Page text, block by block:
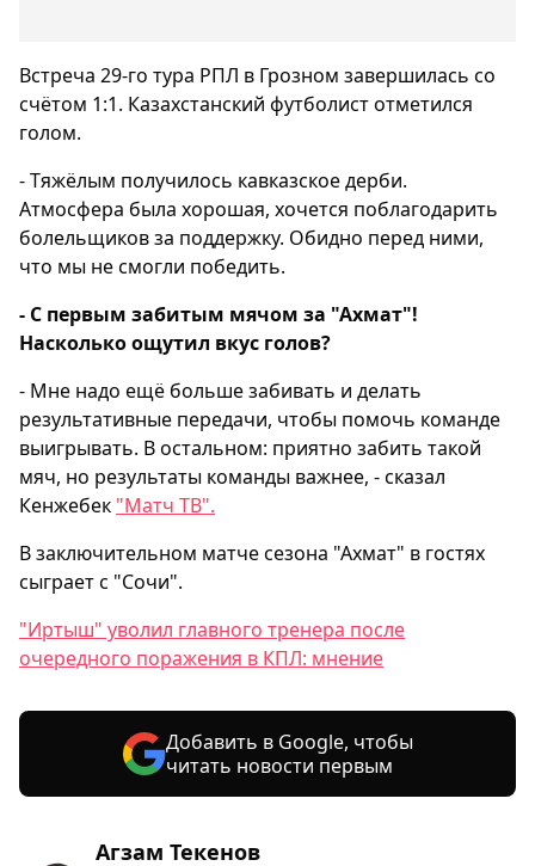
Агзам Текенов
Встреча 29‑го тура РПЛ в Грозном завершилась со
счётом 1:1. Казахстанский футболист отметился
голом.
- Тяжёлым получилось кавказское дерби.
Атмосфера была хорошая, хочется поблагодарить
болельщиков за поддержку. Обидно перед ними,
что мы не смогли победить.
- С первым забитым мячом за "Ахмат"!
Насколько ощутил вкус голов?
- Мне надо ещё больше забивать и делать
результативные передачи, чтобы помочь команде
выигрывать. В остальном: приятно забить такой
мяч, но результаты команды важнее, - сказал
Кенжебек "Матч ТВ".
В заключительном матче сезона "Ахмат" в гостях
сыграет с "Сочи".
"Иртыш" уволил главного тренера после
очередного поражения в КПЛ: мнение
Добавить в Google, чтобы
читать новости первым